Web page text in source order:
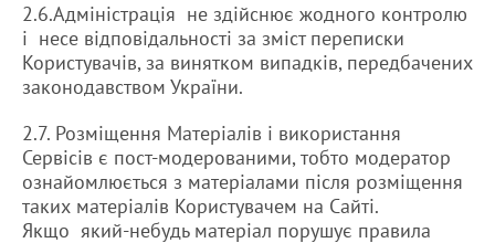
2.6.Адміністрація не здійснює жодного контролю
і несе відповідальності за зміст переписки
Користувачів, за винятком випадків, передбачених
законодавством України.
2.7. Розміщення Матеріалів і використання
Сервісів є пост-модерованими, тобто модератор
ознайомлюється з матеріалами після розміщення
таких матеріалів Користувачем на Сайті.
Якщо який-небудь матеріал порушує правила